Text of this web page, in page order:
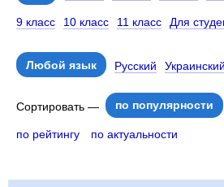
9 класс 10 класс 11 класс Для
Любой язык Русский Украинский
Сортировать — по популярности
по рейтингу по актуальности